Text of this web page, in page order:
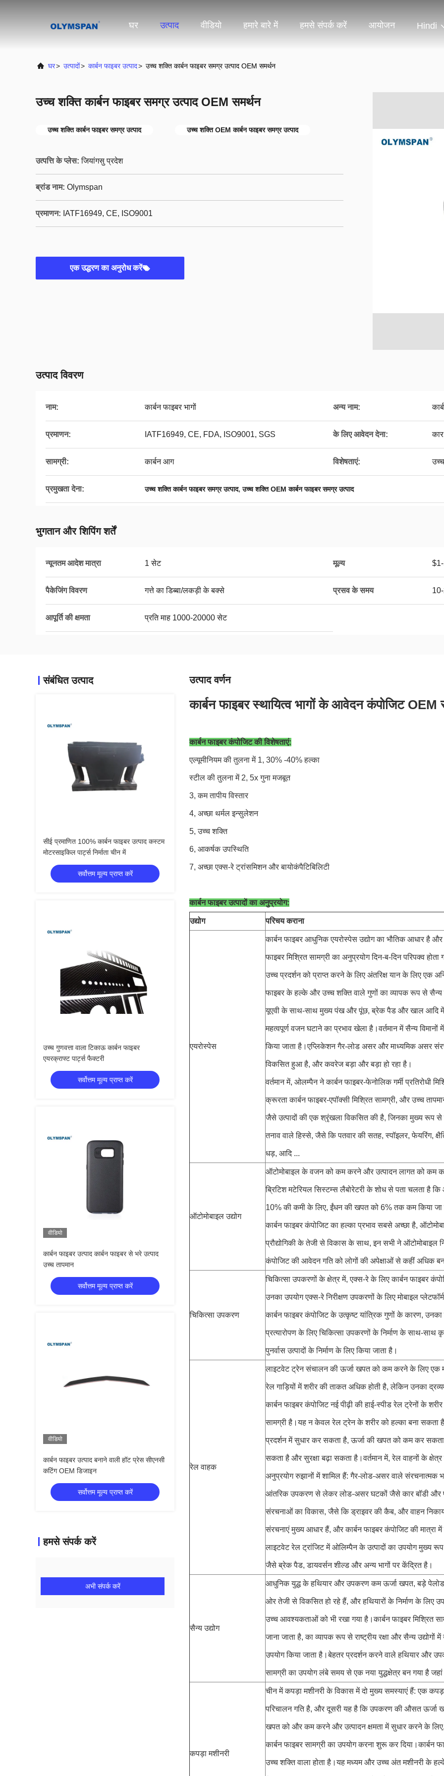
घर उत्पाद वीडियो हमारे बारे में हमसे संपर्क करें आयोजन Hindi
घर> उत्पादों> कार्बन फाइबर उत्पाद> उच्च शक्ति कार्बन फाइबर समग्र उत्पाद OEM समर्थन
उच्च शक्ति कार्बन फाइबर समग्र उत्पाद OEM समर्थन
उच्च शक्ति कार्बन फाइबर समग्र उत्पाद उच्च शक्ति OEM कार्बन फाइबर समग्र उत्पाद
उत्पत्ति के प्लेस: जियांगसु प्रदेश
ब्रांड नाम: Olymspan
प्रमाणन: IATF16949, CE, ISO9001
एक उद्धरण का अनुरोध करें
उत्पाद विवरण
नाम: कार्बन फाइबर भागों अन्य नाम:
प्रमाणन: IATF16949, CE, FDA, ISO9001, SGS के लिए आवेदन देना:
सामग्री: कार्बन आग विशेषताएं:
प्रमुखता देना: उच्च शक्ति कार्बन फाइबर समग्र उत्पाद,उच्च शक्ति OEM कार्बन फाइबर समग्र उत्पाद
भुगतान और शिपिंग शर्तें
न्यूनतम आदेश मात्रा 1 सेट मूल्य
पैकेजिंग विवरण गत्ते का डिब्बा/लकड़ी के बक्से प्रसव के समय
आपूर्ति की क्षमता प्रति माह 1000-20000 सेट
संबंधित उत्पाद
सीई प्रमाणित 100% कार्बन फाइबर उत्पाद कस्टम
मोटरसाइकिल पार्ट्स निर्माता चीन में
सर्वोत्तम मूल्य प्राप्त करें
उच्च गुणवत्ता वाला टिकाऊ कार्बन फाइबर
एयरक्राफ्ट पार्ट्स फैक्टरी
सर्वोत्तम मूल्य प्राप्त करें
वीडियो
कार्बन फाइबर उत्पाद कार्बन फाइबर से भरे उत्पाद
उच्च तापमान
सर्वोत्तम मूल्य प्राप्त करें
वीडियो
कार्बन फाइबर उत्पाद बनाने वाली हॉट प्रेस सीएनसी
कटिंग OEM डिजाइन
सर्वोत्तम मूल्य प्राप्त करें
हमसे संपर्क करें
अभी संपर्क करें
उत्पाद वर्णन
कार्बन फाइबर स्थायित्व भागों के आवेदन कंपोजिट OEM
कार्बन फाइबर कंपोजिट की विशेषताएं:
एल्यूमीनियम की तुलना में 1, 30% -40% हल्का
स्टील की तुलना में 2, 5x गुना मजबूत
3, कम तापीय विस्तार
4, अच्छा थर्मल इन्सुलेशन
5, उच्च शक्ति
6, आकर्षक उपस्थिति
7, अच्छा एक्स-रे ट्रांसमिशन और बायोकंपैटिबिलिटी
कार्बन फाइबर उत्पादों का अनुप्रयोग:
उद्योग परिचय कराना
एयरोस्पेस
कार्बन फाइबर आधुनिक एयरोस्पेस उद्योग का भौतिक आधार है और
फाइबर मिश्रित सामग्री का अनुप्रयोग दिन-ब-दिन परिपक्व
उच्च प्रदर्शन को प्राप्त करने के लिए अंतरिक्ष यान के लिए एक
फाइबर के हल्के और उच्च शक्ति वाले गुणों का व्यापक रूप से सैन्य
यूएवी के साथ-साथ मुख्य पंख और पूंछ, ब्रेक पैड और खाल आदि में
महत्वपूर्ण वजन घटाने का प्रभाव खेला है।वर्तमान में सैन्य विमानों
किया जाता है।एप्लिकेशन गैर-लोड असर और माध्यमिक असर
विकसित हुआ है, और कवरेज बड़ा और बड़ा हो रहा है।
वर्तमान में, ओलम्पैन ने कार्बन फाइबर-फेनोलिक गर्मी प्रतिरोधी
क्रूरता कार्बन फाइबर-एपॉक्सी मिश्रित सामग्री, और उच्च
जैसे उत्पादों की एक श्रृंखला विकसित की है, जिनका मुख्य रूप से
तनाव वाले हिस्से, जैसे कि पतवार की सतह, स्पॉइलर, फेयरिंग,
धड़, आदि ...
ऑटोमोबाइल उद्योग
ऑटोमोबाइल के वजन को कम करने और उत्पादन लागत को कम
ब्रिटिश मटेरियल सिस्टम्स लैबोरेटरी के शोध से पता चलता है कि
10% की कमी के लिए, ईंधन की खपत को 6% तक कम किया जा
कार्बन फाइबर कंपोजिट का हल्का प्रभाव सबसे अच्छा है,
प्रौद्योगिकी के तेजी से विकास के साथ, इन सभी ने ऑटोमोबाइल
कंपोजिट की आवेदन गति को लोगों की अपेक्षाओं से कहीं अधिक
चिकित्सा उपकरण
चिकित्सा उपकरणों के क्षेत्र में, एक्स-रे के लिए कार्बन फाइबर
उनका उपयोग एक्स-रे निरीक्षण उपकरणों के लिए मोबाइल
कार्बन फाइबर कंपोजिट के उत्कृष्ट यांत्रिक गुणों के कारण,
प्रत्यारोपण के लिए चिकित्सा उपकरणों के निर्माण के साथ-
पुनर्वास उत्पादों के निर्माण के लिए किया जाता है।
रेल वाहक
लाइटवेट ट्रेन संचालन की ऊर्जा खपत को कम करने के लिए एक
रेल गाड़ियों में शरीर की ताकत अधिक होती है, लेकिन उनका
कार्बन फाइबर कंपोजिट नई पीढ़ी की हाई-स्पीड रेल ट्रेनों के
सामग्री है।यह न केवल रेल ट्रेन के शरीर को हल्का बना सकता
प्रदर्शन में सुधार कर सकता है, ऊर्जा की खपत को कम कर
सकता है और सुरक्षा बढ़ा सकता है।वर्तमान में, रेल वाहनों के
अनुप्रयोग रुझानों में शामिल हैं: गैर-लोड-असर वाले
आंतरिक उपकरण से लेकर लोड-असर घटकों जैसे कार बॉडी और
संरचनाओं का विकास, जैसे कि ड्राइवर की कैब, और वाहन
संरचनाएं मुख्य आधार हैं, और कार्बन फाइबर कंपोजिट की मात्रा में
लाइटवेट रेल ट्रांजिट में ओलिम्पैन के उत्पादों का उपयोग मुख्य
जैसे ब्रेक पैड, डायवर्सन शील्ड और अन्य भागों पर केंद्रित है।
सैन्य उद्योग
आधुनिक युद्ध के हथियार और उपकरण कम ऊर्जा खपत, बड़े
ओर तेजी से विकसित हो रहे हैं, और हथियारों के निर्माण के लिए
उच्च आवश्यकताओं को भी रखा गया है।कार्बन फाइबर मिश्रित
जाना जाता है, का व्यापक रूप से राष्ट्रीय रक्षा और सैन्य
उपयोग किया जाता है।बेहतर प्रदर्शन करने वाले हथियार और
सामग्री का उपयोग लंबे समय से एक नया युद्धक्षेत्र बन गया है जहां
कपड़ा मशीनरी
चीन में कपड़ा मशीनरी के विकास में दो मुख्य समस्याएं हैं: एक
परिचालन गति है, और दूसरी यह है कि उपकरण की औसत ऊर्जा
खपत को और कम करने और उत्पादन क्षमता में सुधार करने के लिए,
कार्बन फाइबर सामग्री का उपयोग करना शुरू कर दिया।कार्बन
उच्च शक्ति वाला होता है।यह मध्यम और उच्च अंत मशीनरी के